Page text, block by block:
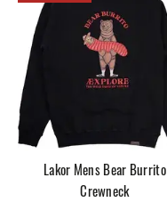
Lakor Mens Bear Burrito
Crewneck